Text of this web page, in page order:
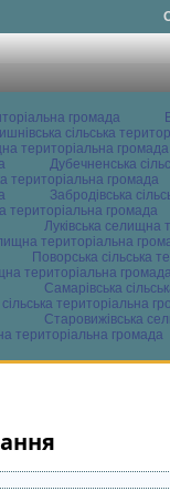
громада
сільська
територіальна громада
Дубечненська
територіальна громада
Забродівська
територіальна громада
Луківська селищна
територіальна
Поворська сільська
територіальна
Самарівська
територіальна
Старовижівська
територіальна громада